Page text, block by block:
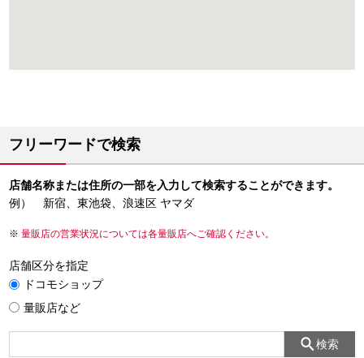
フリーワードで検索
店舗名称または住所の一部を入力して検索することができます。
例） 新宿、東池袋、浪速区 ヤマダ
量販店の営業状況については各量販店へご確認ください。
店舗区分を指定
ドコモショップ
量販店など
検索